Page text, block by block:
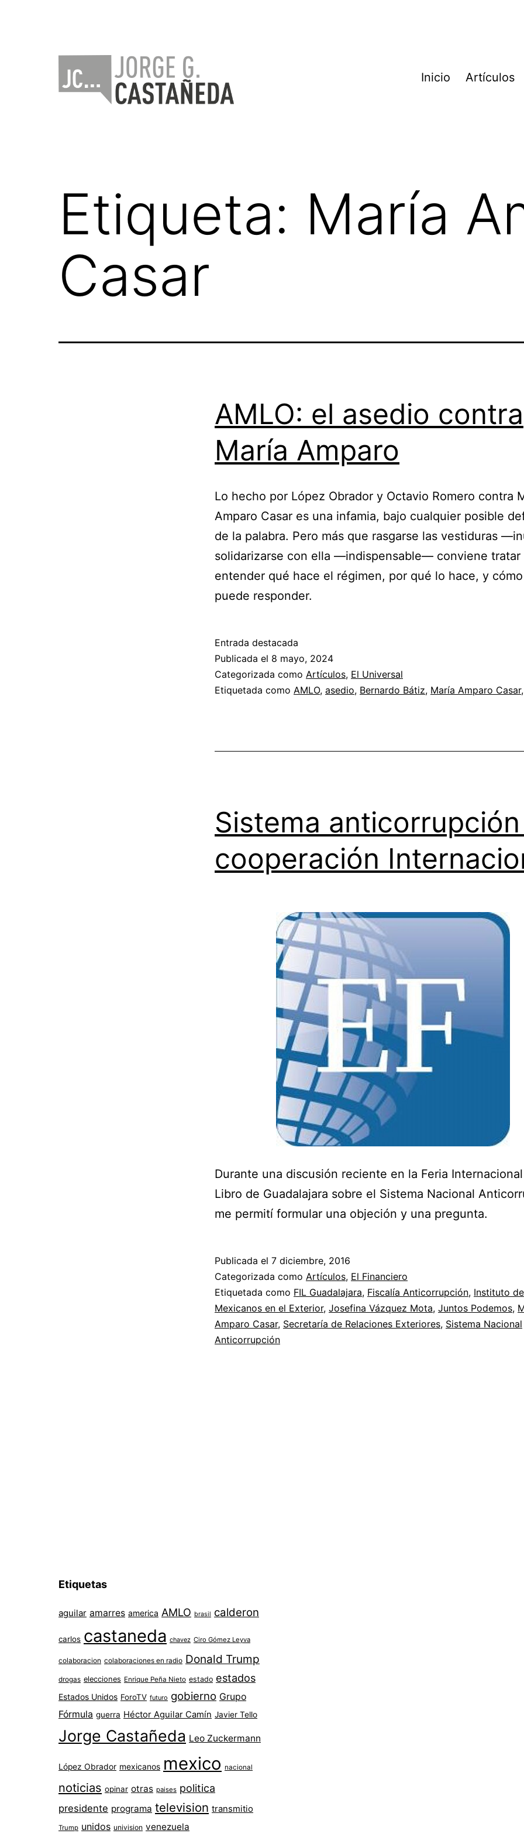
Inicio Artículos
Etiqueta: María
Casar
AMLO: el asedio contra
María Amparo
Lo hecho por López Obrador y Octavio Romero contra
Amparo Casar es una infamia, bajo cualquier posible
de la palabra. Pero más que rasgarse las vestiduras
solidarizarse con ella —indispensable— conviene tratar
entender qué hace el régimen, por qué lo hace, y
puede responder.
Entrada destacada
Publicada el 8 mayo, 2024
Categorizada como Artículos, El Universal
Etiquetada como AMLO, asedio, Bernardo Bátiz, María Amparo Casar,
Sistema
cooperación
Durante una discusión reciente en la Feria
Libro de Guadalajara sobre el Sistema Nacional
me permití formular una objeción y una pregunta.
Publicada el 7 diciembre, 2016
Categorizada como Artículos, El Financiero
Etiquetada como FIL Guadalajara, Fiscalía Anticorrupción, Instituto de
Mexicanos en el Exterior, Josefina Vázquez Mota, Juntos Podemos,
Amparo Casar, Secretaría de Relaciones Exteriores, Sistema Nacional
Anticorrupción
Etiquetas
aguilar amarres america AMLO brasil calderon
carlos castaneda chavez Ciro Gómez Leyva
colaboracion colaboraciones en radio Donald Trump
drogas elecciones Enrique Peña Nieto estado estados
Estados Unidos ForoTV futuro gobierno Grupo
Fórmula guerra Héctor Aguilar Camín Javier Tello
Jorge Castañeda Leo Zuckermann
López Obrador mexicanos mexico nacional
noticias opinar otras paises politica
presidente programa television transmitio
Trump unidos univision venezuela